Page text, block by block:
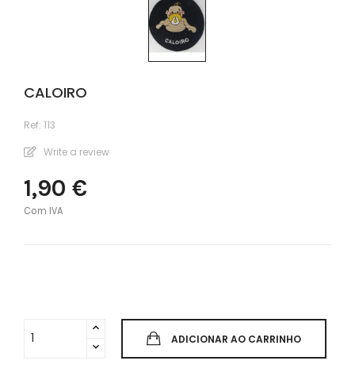
CALOIRO
Ref: 113
Write a review
1,90 €
Com IVA
ADICIONAR AO CARRINHO